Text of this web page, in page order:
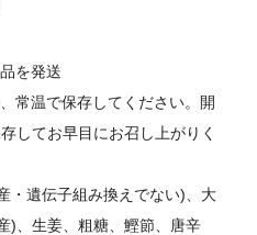
を発送
常温で保存してください。開
してお早目にお召し上がりく
遺伝子組み換えでない)、大
)、生姜、粗糖、鰹節、唐辛